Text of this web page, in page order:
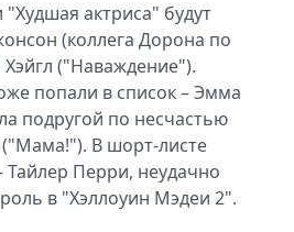
актриса" будут
(коллега Дорона по
("Наваждение").
попали в список – Эмма
подругой по несчастью
В шорт-листе
Тайлер Перри, неудачно
в "Хэллоуин Мэдеи 2".